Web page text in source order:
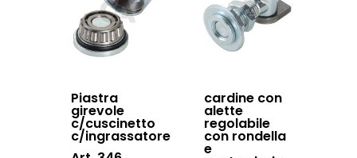
Piastra
girevole
c/cuscinetto
c/ingrassatore
cardine con
alette
regolabile
con rondella
e